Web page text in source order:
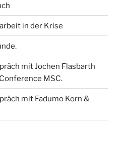
in der Krise
mit Jochen Flasbarth
MSC.
mit Fadumo Korn &